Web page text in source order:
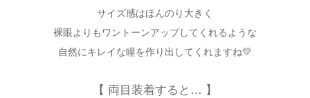
サイズ感はほんのり大きく
裸眼よりもワントーンアップしてくれるような
自然にキレイな瞳を作り出してくれますね💛
【 両目装着すると… 】